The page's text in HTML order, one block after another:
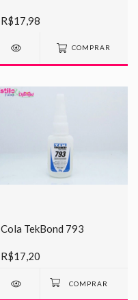
R$17,98
COMPRAR
Cola TekBond 793
R$17,20